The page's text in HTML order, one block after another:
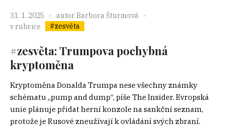
31. 1. 2025 autor Barbora Šturmová
v rubrice
#zesvěta
#zesvěta: Trumpova pochybná
kryptoměna
Kryptoměna Donalda Trumpa nese všechny známky
schématu „pump and dump“, píše The Insider. Evropská
unie plánuje přidat herní konzole na sankční seznam,
protože je Rusové zneužívají k ovládání svých zbraní.